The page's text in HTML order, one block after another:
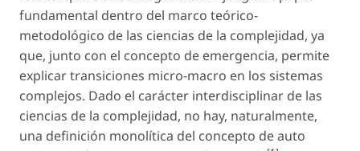
fundamental dentro del marco teórico-
metodológico de las ciencias de la complejidad, ya
que, junto con el concepto de emergencia, permite
explicar transiciones micro-macro en los sistemas
complejos. Dado el carácter interdisciplinar de las
ciencias de la complejidad, no hay, naturalmente,
una definición monolítica del concepto de auto